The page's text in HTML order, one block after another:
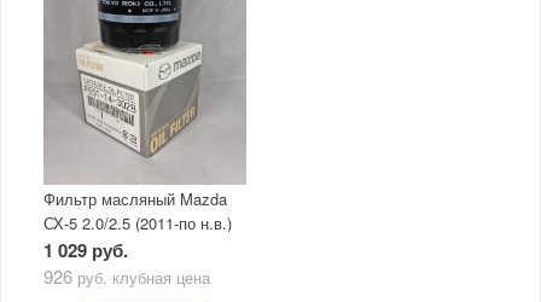
Фильтр масляный Mazda
СХ-5 2.0/2.5 (2011-по н.в.)
1 029 руб.
926 руб. клубная цена